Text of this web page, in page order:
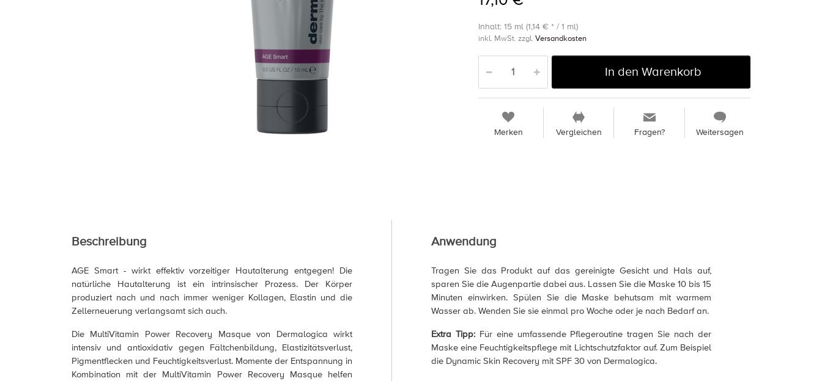
Inhalt: 15 ml (1,14 € * / 1 ml)
inkl. MwSt. zzgl. Versandkosten
In den Warenkorb
Merken Vergleichen Fragen? Weitersagen
Beschreibung
AGE Smart - wirkt effektiv vorzeitiger Hautalterung entgegen! Die
natürliche Hautalterung ist ein intrinsischer Prozess. Der Körper
produziert nach und nach immer weniger Kollagen, Elastin und die
Zellerneuerung verlangsamt sich auch.
Die MultiVitamin Power Recovery Masque von Dermalogica wirkt
intensiv und antioxidativ gegen Fältchenbildung, Elastizitätsverlust,
Pigmentflecken und Feuchtigkeitsverlust. Momente der Entspannung in
Kombination mit der MultiVitamin Power Recovery Masque helfen
Anwendung
Tragen Sie das Produkt auf das gereinigte Gesicht und Hals auf,
sparen Sie die Augenpartie dabei aus. Lassen Sie die Maske 10 bis 15
Minuten einwirken. Spülen Sie die Maske behutsam mit warmem
Wasser ab. Wenden Sie sie einmal pro Woche oder je nach Bedarf an.
Extra Tipp: Für eine umfassende Pflegeroutine tragen Sie nach der
Maske eine Feuchtigkeitspflege mit Lichtschutzfaktor auf. Zum Beispiel
die Dynamic Skin Recovery mit SPF 30 von Dermalogica.